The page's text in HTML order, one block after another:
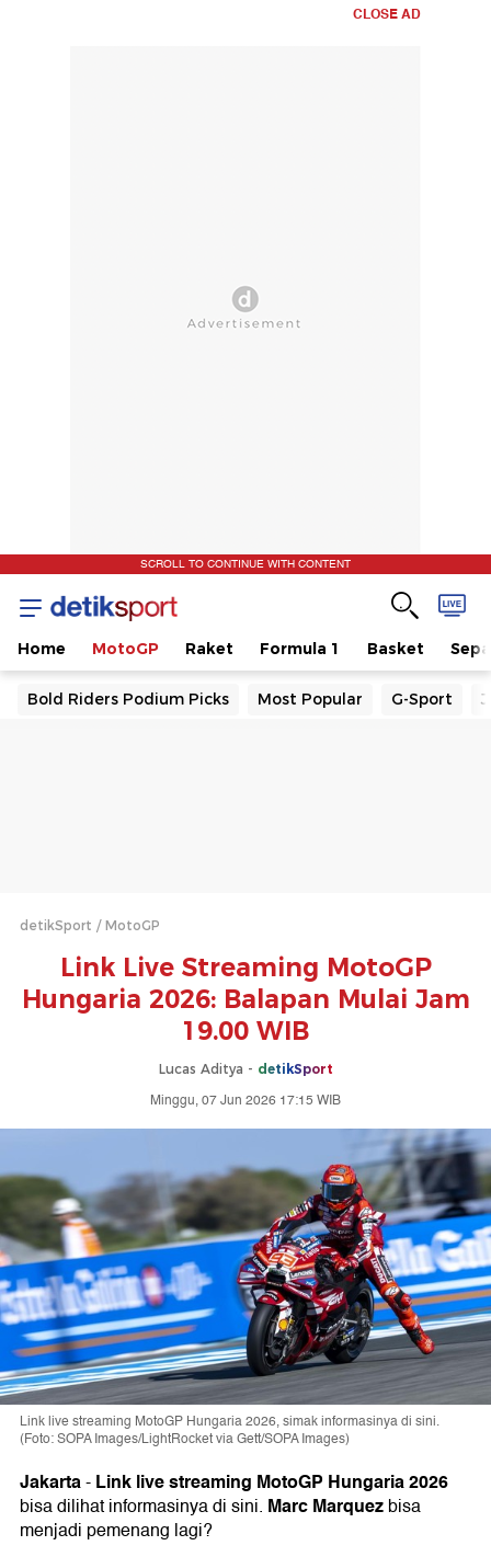
CLOSE AD
SCROLL TO CONTINUE WITH CONTENT
Home MotoGP Raket Formula 1 Basket
Bold Riders Podium Picks Most Popular G-Sport
detikSport MotoGP
Link Live Streaming MotoGP
Hungaria 2026: Balapan Mulai Jam
19.00 WIB
Lucas Aditya - detikSport
Minggu, 07 Jun 2026 17:15 WIB
Link live streaming MotoGP Hungaria 2026, simak informasinya di sini.
(Foto: SOPA Images/LightRocket via Gett/SOPA Images)
Jakarta-Link live streaming MotoGP Hungaria 2026
bisa dilihat informasinya di sini. Marc Marquezbisa
menjadi pemenang lagi?